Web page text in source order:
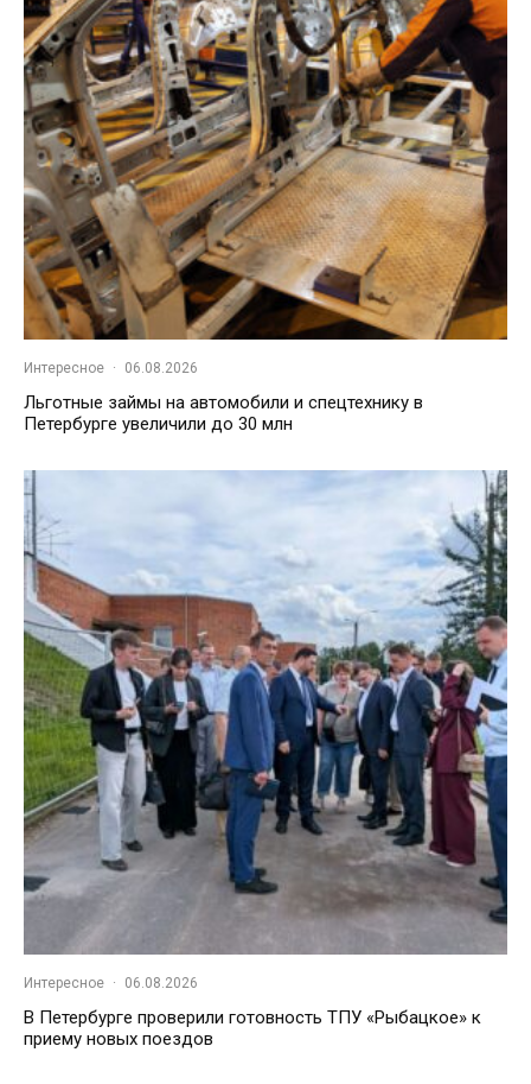
Интересное · 06.08.2026
Льготные займы на автомобили и спецтехнику в
Петербурге увеличили до 30 млн
Интересное · 06.08.2026
В Петербурге проверили готовность ТПУ «Рыбацкое» к
приему новых поездов